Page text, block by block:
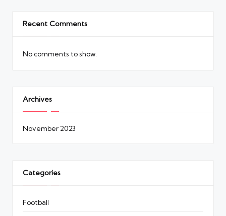
Recent Comments
No comments to show.
Archives
November 2023
Categories
Football